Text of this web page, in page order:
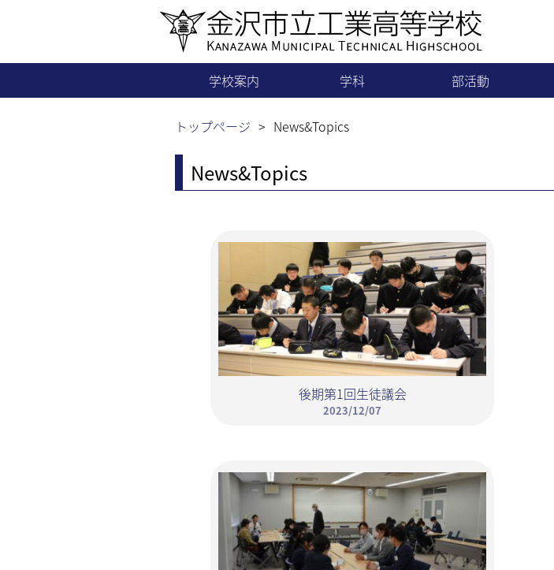
学校案内
学校長より
教育目標・沿革
もっと見る……
学科
機械科
建築科
土木科
部活動
トップページ News&Topics
News&Topics
後期第1回生徒議会
2023/12/07